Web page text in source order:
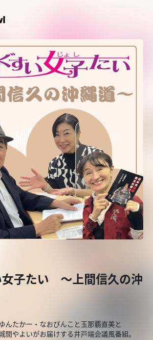
女子たい ～上間信久の沖
んたかー・なおぴんこと玉那覇直美と
間やよいがお届けする井戸端会議風番組。